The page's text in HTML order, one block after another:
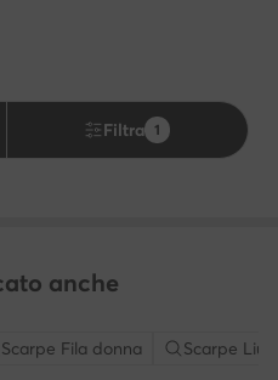
Filtra 1
anche
Scarpe Fila donna Scarpe Liu